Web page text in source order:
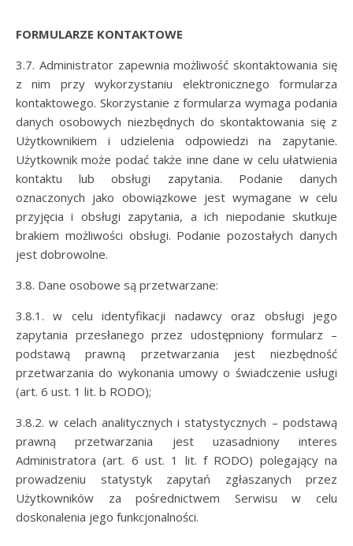
FORMULARZE KONTAKTOWE
3.7. Administrator zapewnia możliwość skontaktowania się
z nim przy wykorzystaniu elektronicznego formularza
kontaktowego. Skorzystanie z formularza wymaga podania
danych osobowych niezbędnych do skontaktowania się z
Użytkownikiem i udzielenia odpowiedzi na zapytanie.
Użytkownik może podać także inne dane w celu ułatwienia
kontaktu lub obsługi zapytania. Podanie danych
oznaczonych jako obowiązkowe jest wymagane w celu
przyjęcia i obsługi zapytania, a ich niepodanie skutkuje
brakiem możliwości obsługi. Podanie pozostałych danych
jest dobrowolne.
3.8. Dane osobowe są przetwarzane:
3.8.1. w celu identyfikacji nadawcy oraz obsługi jego
zapytania przesłanego przez udostępniony formularz –
podstawą prawną przetwarzania jest niezbędność
przetwarzania do wykonania umowy o świadczenie usługi
(art. 6 ust. 1 lit. b RODO);
3.8.2. w celach analitycznych i statystycznych – podstawą
prawną przetwarzania jest uzasadniony interes
Administratora (art. 6 ust. 1 lit. f RODO) polegający na
prowadzeniu statystyk zapytań zgłaszanych przez
Użytkowników za pośrednictwem Serwisu w celu
doskonalenia jego funkcjonalności.